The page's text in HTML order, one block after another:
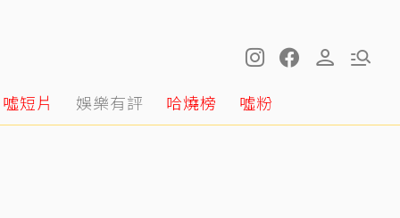
噓短片 娛樂有評 哈燒榜 噓粉